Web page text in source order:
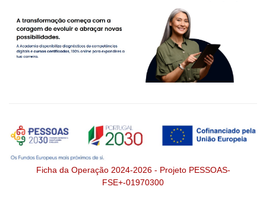
Ficha da Operação 2024-2026 - Projeto PESSOAS-
FSE+-01970300